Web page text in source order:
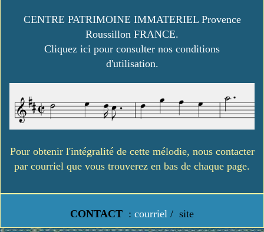
CENTRE PATRIMOINE IMMATERIEL Provence
Roussillon FRANCE.
Cliquez ici pour consulter nos conditions
d'utilisation.
Pour obtenir l'intégralité de cette mélodie, nous contacter
par courriel que vous trouverez en bas de chaque page.
CONTACT : courriel / site